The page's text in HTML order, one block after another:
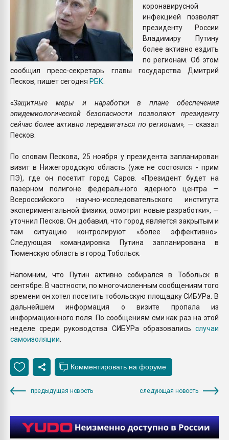
коронавирусной
инфекцией позволят
президенту России
Владимиру Путину
более активно ездить
по регионам. Об этом
сообщил пресс-секретарь главы государства Дмитрий
Песков, пишет сегодня РБК
«Защитные меры и наработки в плане обеспечения
эпидемиологической безопасности позволяют президенту
сейчас более активно передвигаться по регионам», — сказал
Песков.
По словам Пескова, 25 ноября у президента запланирован
визит в Нижегородскую область (уже не состоялся - прим
ПЭ), где он посетит город Саров. «Президент будет на
лазерном полигоне федерального ядерного центра —
Всероссийского научно-исследовательского института
экспериментальной физики, осмотрит новые разработки», —
уточнил Песков. Он добавил, что город является закрытым и
там ситуацию контролируют «более эффективно».
Следующая командировка Путина запланирована в
Тюменскую область в город Тобольск.
Напомним, что Путин активно собирался в Тобольск в
сентябре. В частности, по многочисленным сообщениям того
времени он хотел посетить тобольскую площадку СИБУРа. В
дальнейшем информация о визите пропала из
информационного поля. По сообщениям сми как раз на этой
неделе среди руководства СИБУРа образовались случаи
самоизоляции
предыдущая новость следующая новость